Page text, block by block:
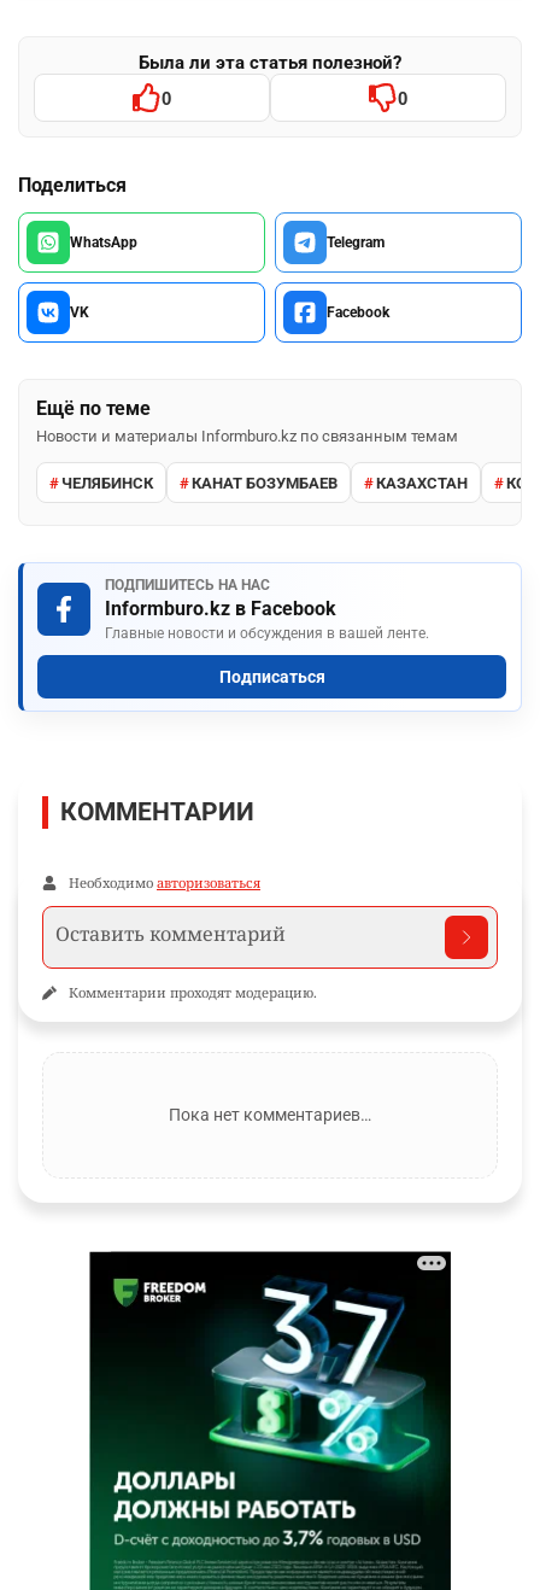
Была ли эта статья полезной?
0 0
Поделиться
WhatsApp Telegram
VK Facebook
Ещё по теме
Новости и материалы Informburo.kz по связанным темам
ЧЕЛЯБИНСК КАНАТ БОЗУМБАЕВ КАЗАХСТАН
ПОДПИШИТЕСЬ НА НАС
Informburo.kz в Facebook
Главные новости и обсуждения в вашей ленте.
Подписаться
КОММЕНТАРИИ
Необходимо авторизоваться
Комментарии проходят модерацию.
Пока нет комментариев…